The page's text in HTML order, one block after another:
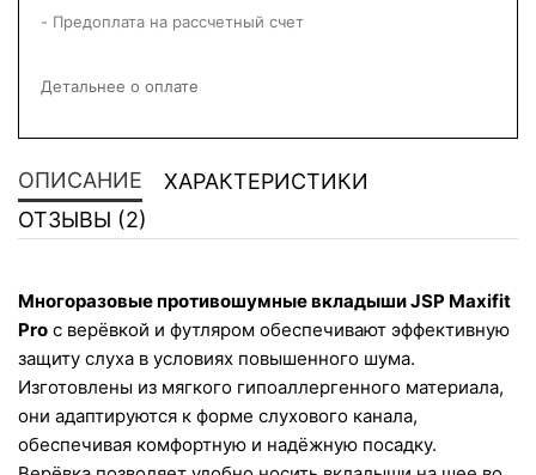
- Предоплата на рассчетный счет
Детальнее о оплате
ОПИСАНИЕ
ХАРАКТЕРИСТИКИ
ОТЗЫВЫ (2)
Многоразовые противошумные вкладыши JSP Maxifit
Pro с верёвкой и футляром обеспечивают эффективную
защиту слуха в условиях повышенного шума.
Изготовлены из мягкого гипоаллергенного материала,
они адаптируются к форме слухового канала,
обеспечивая комфортную и надёжную посадку.